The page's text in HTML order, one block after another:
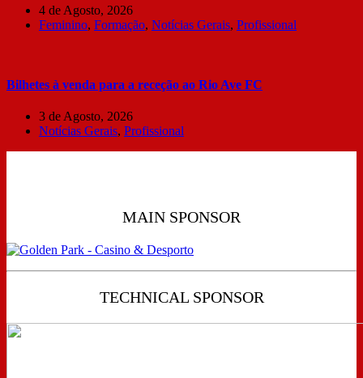
4 de Agosto, 2026
Feminino, Formação, Notícias Gerais, Profissional
Bilhetes à venda para a receção ao Rio Ave FC
3 de Agosto, 2026
Notícias Gerais, Profissional
MAIN SPONSOR
TECHNICAL SPONSOR